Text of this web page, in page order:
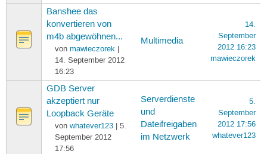
Banshee das
konvertieren von
m4b abgewöhnen...
von mawieczorek|
14. September 2012
16:23
Multimedia
14.
September
2012 16:23
mawieczorek
GDB Server
akzeptiert nur
Loopback Geräte
von whatever123| 5.
September 2012
17:56
Serverdienste
und
Dateifreigaben
im Netzwerk
5.
September
2012 17:56
whatever123